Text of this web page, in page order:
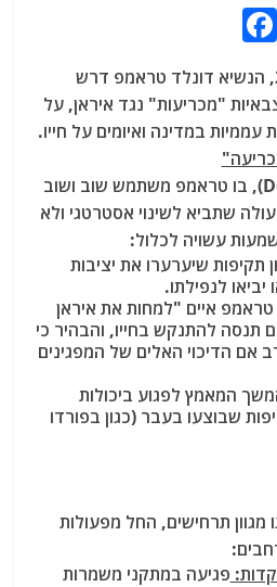
T
c
e
b
o
o
k
במהלך חודש ינואר 2026, הנשיא דונלד טראמפ דרש
"מכריעות" נגד איראן, על
במדינה ואיומים על חייו.
המונח "מכריע" (Decisive), בו טראמפ משתמש שוב ושוב
שתביא לשינוי אסטרטגי ולא
עשויה לכלול:
תקיפות שיערערו את יציבות
יביאו לנפילתו.
איים "למחות את איראן
להתנקש בחייו, והבהיר כי
אם הדיכוי האלים של המפגינים
המאמץ לפגוע ביכולות
שבוצעו בעבר (כגון בפורדו
מגוון תרחישים, החל מפעולות
פגיעה במתקני משמרות